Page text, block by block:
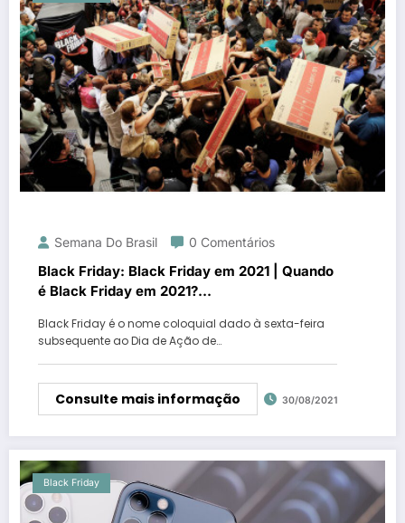
Semana Do Brasil 0 Comentários
Black Friday: Black Friday em 2021 | Quando
é Black Friday em 2021?…
Black Friday é o nome coloquial dado à sexta-feira
subsequente ao Dia de Ação de…
Consulte mais informação 30/08/2021
Black Friday